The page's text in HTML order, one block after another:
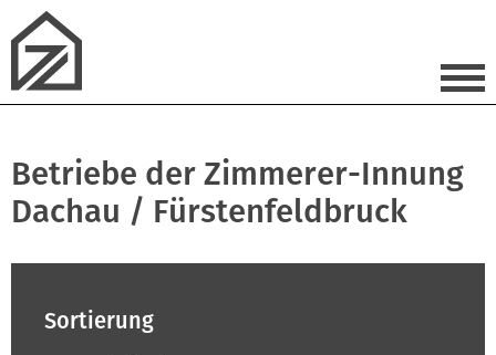
Betriebe der Zimmerer-Innung
Dachau / Fürstenfeldbruck
Sortierung